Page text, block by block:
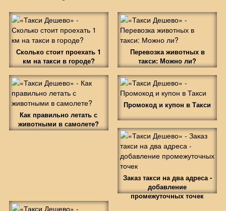
Сколько стоит проехать 1
км на такси в городе?
Перевозка животных в
такси: Можно ли?
Как правильно летать с
животными в самолете?
Промокод и купон в Такси
Заказ такси на два адреса -
добавление
промежуточных точек